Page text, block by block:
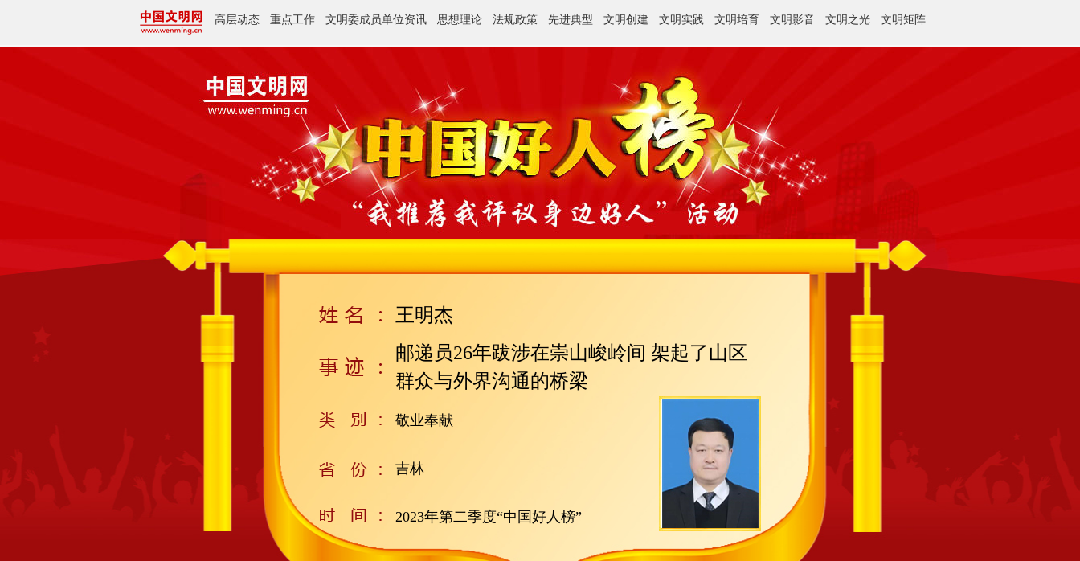
高层动态 重点工作 文明委成员单位资讯 思想理论 法规政策 先进典型 文明创建 文明实践 文明培育 文明影音 文明之光 文明矩阵
王明杰
邮递员26年跋涉在崇山峻岭间 架起了山区
群众与外界沟通的桥梁
敬业奉献
吉林
2023年第二季度“中国好人榜”